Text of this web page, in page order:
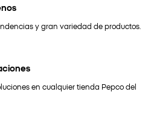
y gran variedad de productos.
en cualquier tienda Pepco del